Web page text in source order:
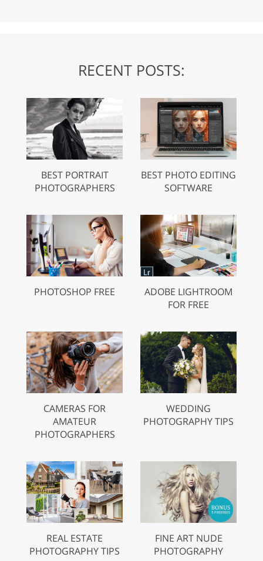
RECENT POSTS:
BEST PORTRAIT
PHOTOGRAPHERS
BEST PHOTO EDITING
SOFTWARE
PHOTOSHOP FREE
ADOBE LIGHTROOM
FOR FREE
CAMERAS FOR
AMATEUR
PHOTOGRAPHERS
WEDDING
PHOTOGRAPHY TIPS
REAL ESTATE
PHOTOGRAPHY TIPS
FINE ART NUDE
PHOTOGRAPHY